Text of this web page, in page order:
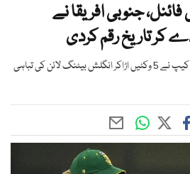
جنوبی افریقا نے
کر تاریخ رقم کردی
جنوبی افریقا کی جانب سے مریزان کیپ نے 5 وکٹیں اڑاکر انگلش بیٹنگ لائن کی تباہی